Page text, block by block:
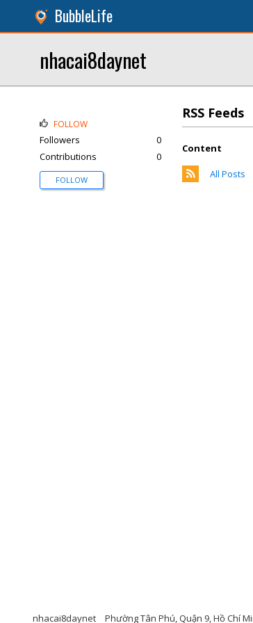
BubbleLife
nhacai8daynet
RSS Feeds
Content
All Posts
FOLLOW
Followers
0
Contributions
0
FOLLOW
nhacai8daynet Phường Tân Phú, Quận 9, Hồ Chí